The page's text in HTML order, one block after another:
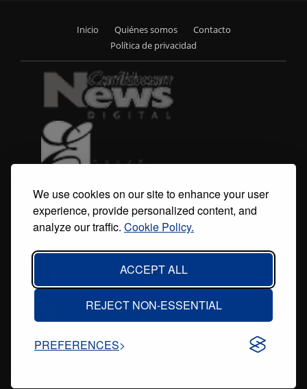
We use cookies on our site to enhance your user
experience, provide personalized content, and
analyze our traffic. Cookie Policy.
ACCEPT ALL
REJECT NON-ESSENTIAL
PREFERENCES
menu
Inicio Quiénes somos
Contacto
Política de privacidad